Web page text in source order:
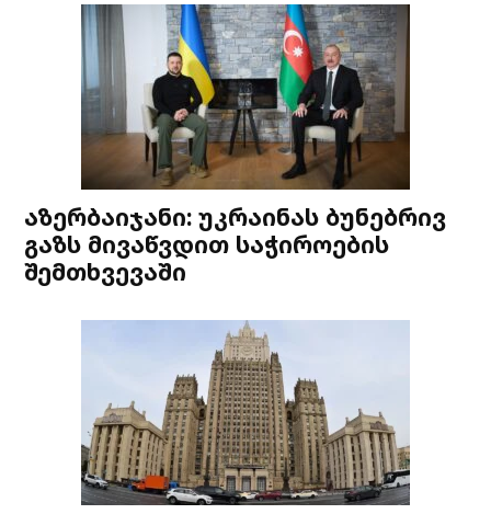
აზერბაიჯანი: უკრაინას ბუნებრივ
გაზს მივაწვდით საჭიროების
შემთხვევაში